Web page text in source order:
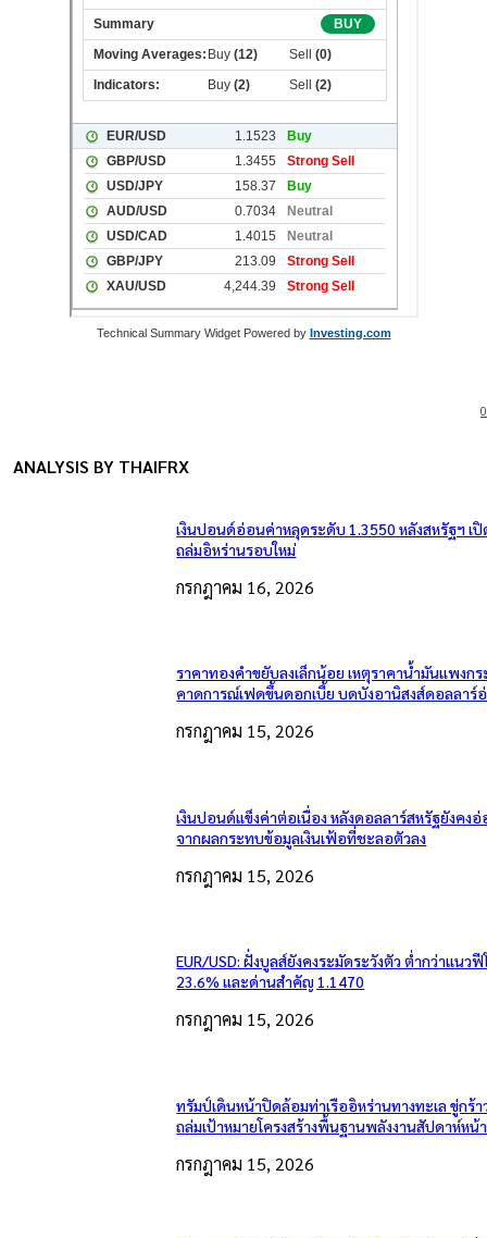
Technical Summary Widget Powered by Investing.com
0
ANALYSIS BY THAIFRX
เงินปอนด์อ่อนค่าหลุดระดับ 1.3550 หลังสหรัฐฯ เ
ถล่มอิหร่านรอบใหม่
กรกฎาคม 16, 2026
ราคาทองคำขยับลงเล็กน้อย เหตุราคาน้ำมันแพงก
คาดการณ์เฟดขึ้นดอกเบี้ย บดบังอานิสงส์ดอลลาร์
กรกฎาคม 15, 2026
เงินปอนด์แข็งค่าต่อเนื่อง หลังดอลลาร์สหรัฐยังคง
จากผลกระทบข้อมูลเงินเฟ้อที่ชะลอตัวลง
กรกฎาคม 15, 2026
EUR/USD: ฝั่งบูลส์ยังคงระมัดระวังตัว ต่ำกว่าแนว
23.6% และด่านสำคัญ 1.1470
กรกฎาคม 15, 2026
ทรัมป์เดินหน้าปิดล้อมท่าเรืออิหร่านทางทะเล ขู่กร้า
ถล่มเป้าหมายโครงสร้างพื้นฐานพลังงานสัปดาห์หน้า
กรกฎาคม 15, 2026